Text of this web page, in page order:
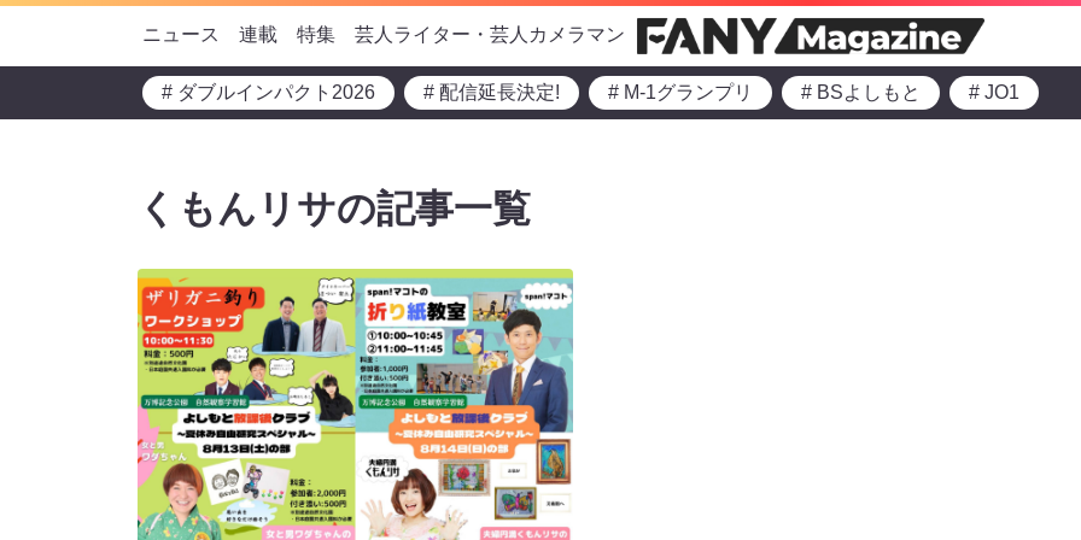
ニュース 連載 特集 芸人ライター・芸人カメラマン
# ダブルインパクト2026 # 配信延長決定! # M-1グランプリ # BSよしもと # JO1
くもんリサの記事一覧